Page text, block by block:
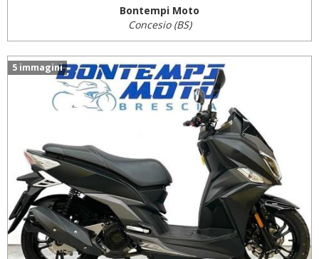
Bontempi Moto
Concesio (BS)
5 immagini